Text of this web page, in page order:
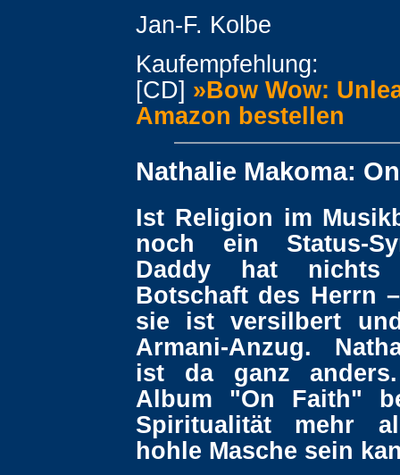
Jan-F. Kolbe
Kaufempfehlung:
[CD] »Bow Wow:
Amazon bestellen
Nathalie Makoma:
Ist Religion im
noch ein Status-
Daddy hat nichts
Botschaft des Herrn
sie ist versilbert
Armani-Anzug.
ist da ganz
Album "On Faith"
Spiritualität mehr
hohle Masche sein